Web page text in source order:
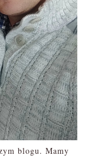
blogu. Mamy